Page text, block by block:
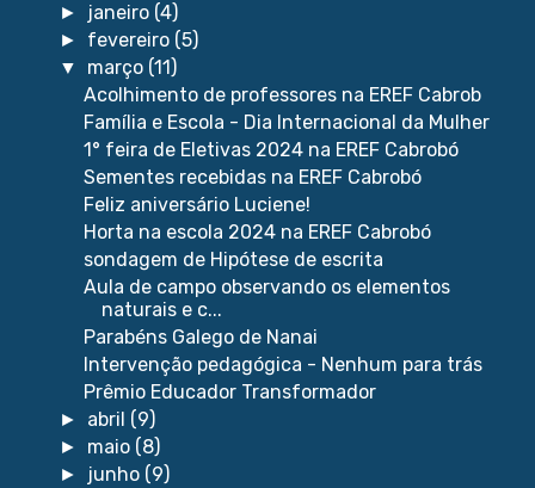
► janeiro (4)
► fevereiro (5)
▼ março (11)
Acolhimento de professores na EREF Cabrob
Família e Escola - Dia Internacional da Mulher
1° feira de Eletivas 2024 na EREF Cabrobó
Sementes recebidas na EREF Cabrobó
Feliz aniversário Luciene!
Horta na escola 2024 na EREF Cabrobó
sondagem de Hipótese de escrita
Aula de campo observando os elementos
naturais e c...
Parabéns Galego de Nanai
Intervenção pedagógica - Nenhum para trás
Prêmio Educador Transformador
► abril (9)
► maio (8)
► junho (9)